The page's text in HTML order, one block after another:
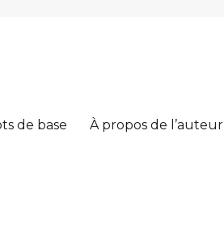
de base À propos de l’auteur